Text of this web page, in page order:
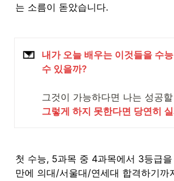
는 소름이 돋았습니다.
내가 오늘 배우는 이것들을 수
수 있을까?
그렇게 하지 못한다면 당연히
첫 수능, 5과목 중 4과목에서 3등급
만에 의대/서울대/연세대 합격하기까